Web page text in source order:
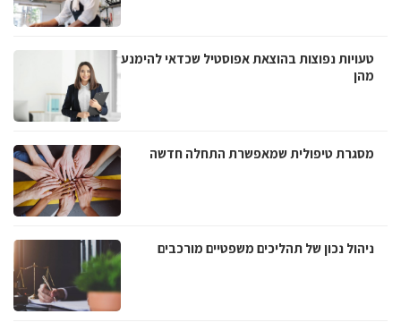
טעויות נפוצות בהוצאת אפוסטיל שכדאי להימנע
מהן
מסגרת טיפולית שמאפשרת התחלה חדשה
ניהול נכון של תהליכים משפטיים מורכבים